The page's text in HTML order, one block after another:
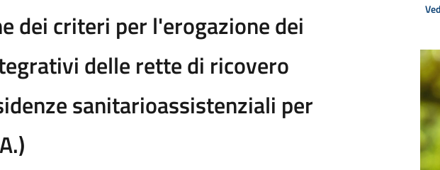
dei criteri per l'erogazione dei
delle rette di ricovero
sanitarioassistenziali per